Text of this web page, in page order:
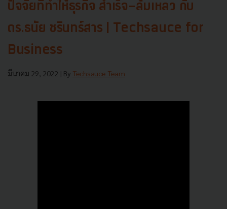
ปัจจัยที่ทำให้ธุรกิจ สำเร็จ-ล้มเหลว กับ
ดร.ธนัย ชรินทร์สาร | Techsauce for
Business
มีนาคม 29, 2022 | By Techsauce Team